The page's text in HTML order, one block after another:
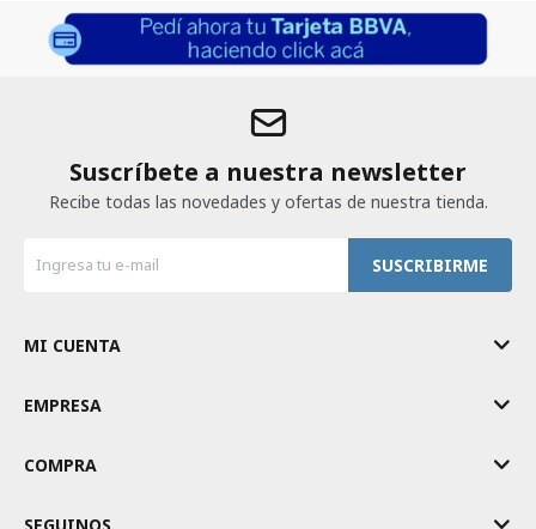
Suscríbete a nuestra newsletter
Recibe todas las novedades y ofertas de nuestra tienda.
SUSCRIBIRME
MI CUENTA
EMPRESA
COMPRA